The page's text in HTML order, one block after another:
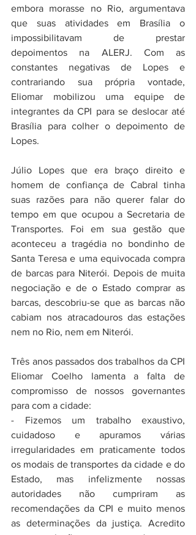
embora morasse no Rio, argumentava
que suas atividades em Brasília o
impossibilitavam de prestar
depoimentos na ALERJ. Com as
constantes negativas de Lopes e
contrariando sua própria vontade,
Eliomar mobilizou uma equipe de
integrantes da CPI para se deslocar até
Brasília para colher o depoimento de
Lopes.
Júlio Lopes que era braço direito e
homem de confiança de Cabral tinha
suas razões para não querer falar do
tempo em que ocupou a Secretaria de
Transportes. Foi em sua gestão que
aconteceu a tragédia no bondinho de
Santa Teresa e uma equivocada compra
de barcas para Niterói. Depois de muita
negociação e de o Estado comprar as
barcas, descobriu-se que as barcas não
cabiam nos atracadouros das estações
nem no Rio, nem em Niterói.
Três anos passados dos trabalhos da CPI
Eliomar Coelho lamenta a falta de
compromisso de nossos governantes
para com a cidade:
- Fizemos um trabalho exaustivo,
cuidadoso e apuramos várias
irregularidades em praticamente todos
os modais de transportes da cidade e do
Estado, mas infelizmente nossas
autoridades não cumpriram as
recomendações da CPI e muito menos
as determinações da justiça. Acredito